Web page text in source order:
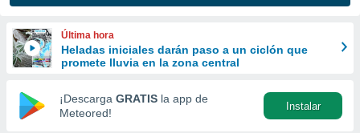
y
forma
digital
basada
Última hora
Heladas iniciales darán paso a un ciclón que
promete lluvia en la zona central
¡Descarga GRATIS la app de
Meteored!
Instalar